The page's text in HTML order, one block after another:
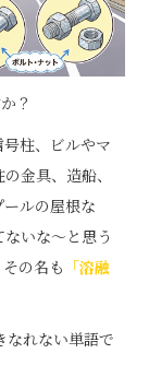
？
柱、ビルやマ
金具、造船、
ルの屋根な
いな～と思う
の名も 「溶融
れない単語で